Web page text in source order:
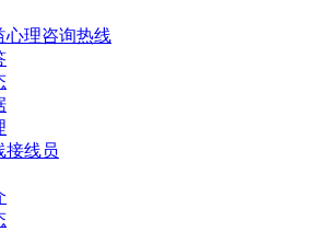
心理咨询热线
接线员